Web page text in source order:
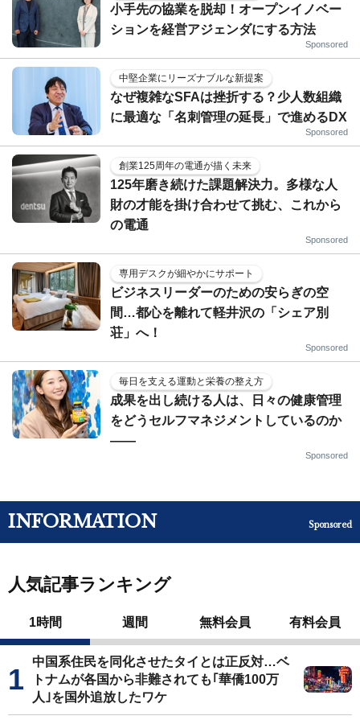
小手先の協業を脱却！オープンイノベー
ションを経営アジェンダにする方法
Sponsored
中堅企業にリーズナブルな新提案
なぜ複雑なSFAは挫折する？少人数組織
に最適な「名刺管理の延長」で進めるDX
Sponsored
創業125周年の電通が描く未来
125年磨き続けた課題解決力。多様な人
財の才能を掛け合わせて挑む、これから
の電通
Sponsored
専用デスクが細やかにサポート
ビジネスリーダーのための安らぎの空
間…都心を離れて軽井沢の「シェア別
荘」へ！
Sponsored
毎日を支える運動と栄養の整え方
成果を出し続ける人は、日々の健康管理
をどうセルフマネジメントしているのか
——
Sponsored
INFORMATION Sponsored
人気記事ランキング
1時間 週間 無料会員 有料会員
中国系住民を同化させたタイとは正反対…ベ
トナムが各国から非難されても｢華僑100万
人｣を国外追放したワケ